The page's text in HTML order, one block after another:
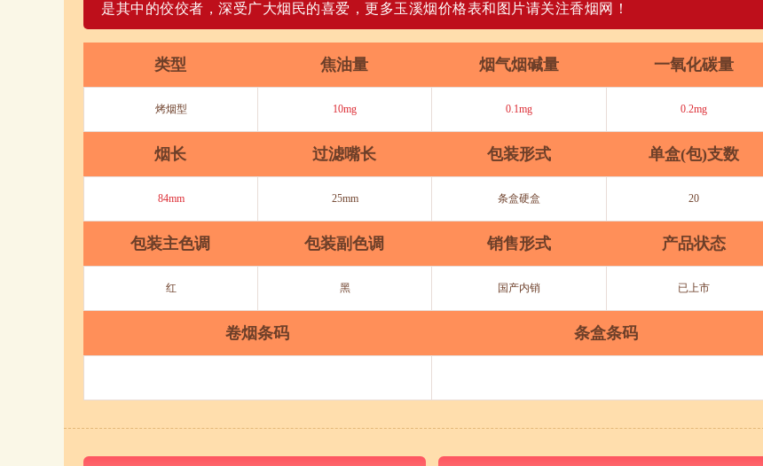
是其中的佼佼者，深受广大烟民的喜爱，更多玉溪烟价格表和图片请关注香烟网！
类型 焦油量 烟气烟碱量 一氧化碳量
烤烟型 10mg 0.1mg 0.2mg
烟长 过滤嘴长 包装形式 单盒(包)支数
84mm 25mm 条盒硬盒 20
包装主色调 包装副色调 销售形式 产品状态
红 黑 国产内销 已上市
卷烟条码 条盒条码